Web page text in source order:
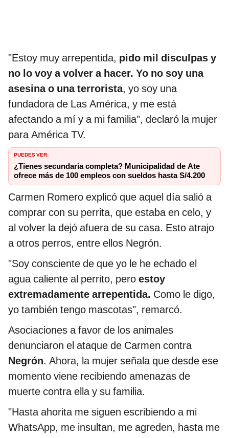
"Estoy muy arrepentida, pido mil disculpas y
no lo voy a volver a hacer. Yo no soy una
asesina o una terrorista, yo soy una
fundadora de Las América, y me está
afectando a mí y a mi familia", declaró la mujer
para América TV.
PUEDES VER:
¿Tienes secundaria completa? Municipalidad de Ate
ofrece más de 100 empleos con sueldos hasta S/4.200
Carmen Romero explicó que aquel día salió a
comprar con su perrita, que estaba en celo, y
al volver la dejó afuera de su casa. Esto atrajo
a otros perros, entre ellos Negrón.
"Soy consciente de que yo le he echado el
agua caliente al perrito, pero estoy
extremadamente arrepentida. Como le digo,
yo también tengo mascotas", remarcó.
Asociaciones a favor de los animales
denunciaron el ataque de Carmen contra
Negrón. Ahora, la mujer señala que desde ese
momento viene recibiendo amenazas de
muerte contra ella y su familia.
"Hasta ahorita me siguen escribiendo a mi
WhatsApp, me insultan, me agreden, hasta me